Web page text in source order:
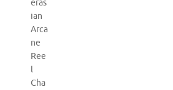
eras
ian
Arca
ne
Ree
l
Cha